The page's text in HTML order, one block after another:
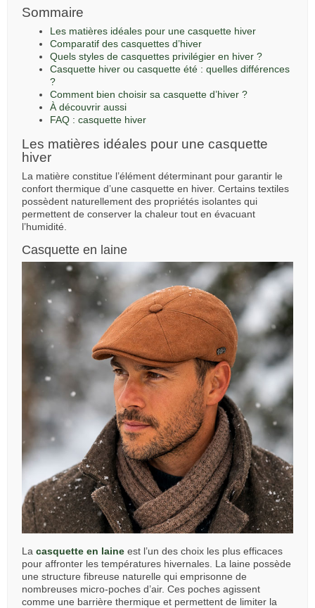
Sommaire
Les matières idéales pour une casquette hiver
Comparatif des casquettes d’hiver
Quels styles de casquettes privilégier en hiver ?
Casquette hiver ou casquette été : quelles différences
?
Comment bien choisir sa casquette d’hiver ?
À découvrir aussi
FAQ : casquette hiver
Les matières idéales pour une casquette
hiver
La matière constitue l’élément déterminant pour garantir le
confort thermique d’une casquette en hiver. Certains textiles
possèdent naturellement des propriétés isolantes qui
permettent de conserver la chaleur tout en évacuant
l’humidité.
Casquette en laine
La casquette en laine est l’un des choix les plus efficaces
pour affronter les températures hivernales. La laine possède
une structure fibreuse naturelle qui emprisonne de
nombreuses micro-poches d’air. Ces poches agissent
comme une barrière thermique et permettent de limiter la